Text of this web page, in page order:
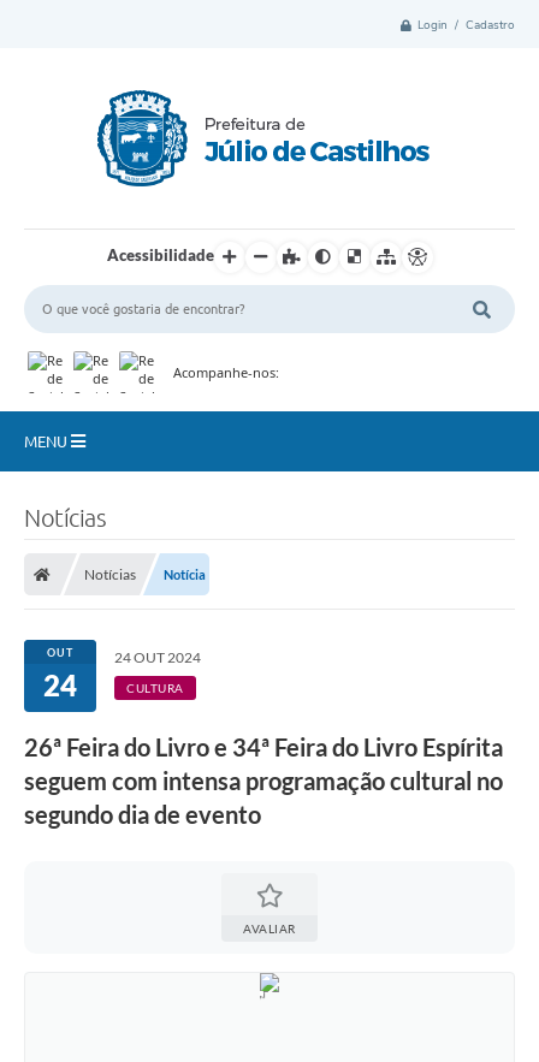
Login / Cadastro
Acessibilidade
Acompanhe-nos:
MENU
e-sic
Editais e Publicações
Contato
TCE/RS
Notícias
Notícias Notícia
OUT
24
24 OUT 2024
CULTURA
26ª Feira do Livro e 34ª Feira do Livro Espírita
seguem com intensa programação cultural no
segundo dia de evento
AVALIAR